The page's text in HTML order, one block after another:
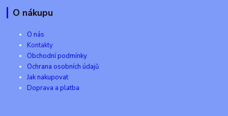
O nákupu
O nás
Kontakty
Obchodní podmínky
Ochrana osobních údajů
Jak nakupovat
Doprava a platba